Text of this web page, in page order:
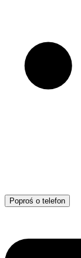
Poproś o telefon